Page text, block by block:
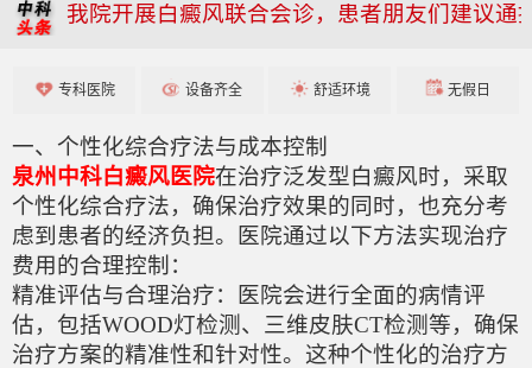
我院开展白癜风联合会诊，患者朋友们建议通
专科医院 设备齐全 舒适环境 无假日
一、个性化综合疗法与成本控制
泉州中科白癜风医院在治疗泛发型白癜风时，采取
个性化综合疗法，确保治疗效果的同时，也充分考
虑到患者的经济负担。医院通过以下方法实现治疗
费用的合理控制：
精准评估与合理治疗：医院会进行全面的病情评
估，包括WOOD灯检测、三维皮肤CT检测等，确保
治疗方案的精准性和针对性。这种个性化的治疗方